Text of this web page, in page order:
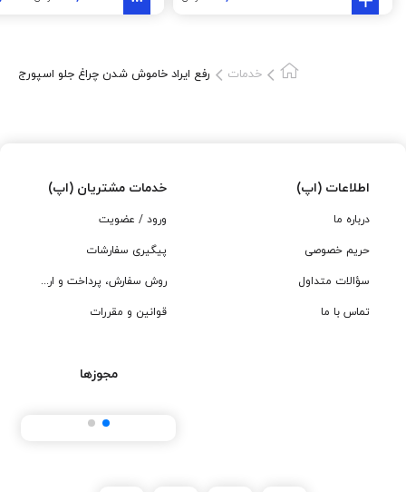
خدمات رفع ایراد خاموش شدن چراغ جلو اسپورج
اطلاعات (اپ)
درباره ما
حریم خصوصی
سؤالات متداول
تماس با ما
خدمات مشتریان (اپ)
ورود / عضویت
پیگیری سفارشات
روش سفارش، پرداخت و ارسال
قوانین و مقررات
مجوزها